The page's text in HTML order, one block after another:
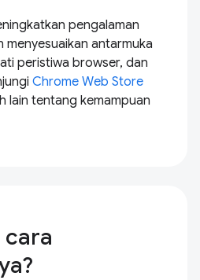
pengalaman
menyesuaikan antarmuka
peristiwa browser, dan
Chrome Web Store
lain tentang kemampuan
cara